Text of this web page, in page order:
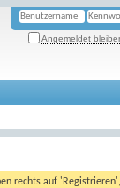
Angemeldet
rechts auf